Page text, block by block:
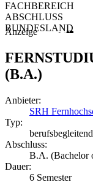
FACHBEREICH
ABSCHLUSS
BUNDESLAND
Anzeige
(B.A.)
Anbieter:
SRH
Typ:
Abschluss:
B.A. (Bachelor
Dauer:
6 Semester